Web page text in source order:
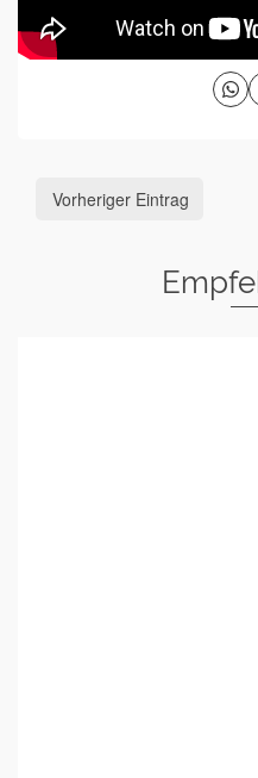
Vorheriger Eintrag